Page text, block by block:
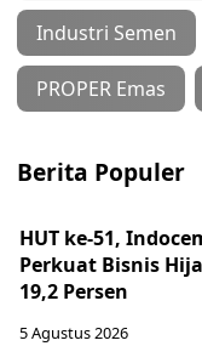
Industri Semen
PROPER Emas
Berita Populer
HUT ke-51,
Perkuat Bisnis
19,2 Persen
5 Agustus 2026